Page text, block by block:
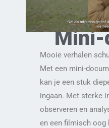
Mini-
Mooie verhalen
Met een mini-
kan je een stuk
ingaan. Met sterke
observeren en
en een filmisch oog